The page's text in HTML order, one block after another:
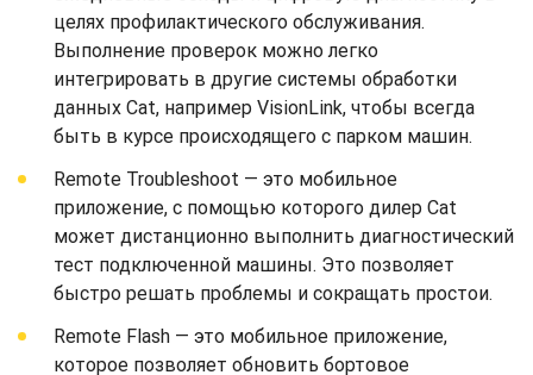
целях профилактического обслуживания.
Выполнение проверок можно легко
интегрировать в другие системы обработки
данных Cat, например VisionLink, чтобы всегда
быть в курсе происходящего с парком машин.
Remote Troubleshoot — это мобильное
приложение, с помощью которого дилер Cat
может дистанционно выполнить диагностический
тест подключенной машины. Это позволяет
быстро решать проблемы и сокращать простои.
Remote Flash — это мобильное приложение,
которое позволяет обновить бортовое